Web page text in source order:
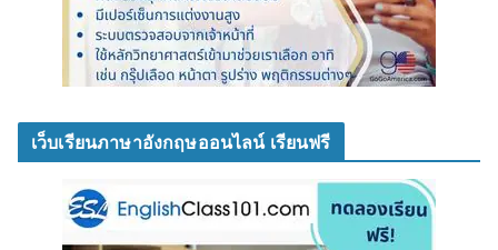
เว็บเรียนภาษาอังกฤษออนไลน์ เรียนฟรี